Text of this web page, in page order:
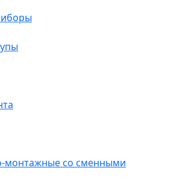
монтажные со сменными